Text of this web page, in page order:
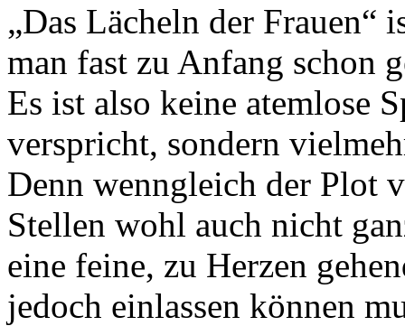
„Das Lächeln der Frauen“
man fast zu Anfang schon
Es ist also keine atemlose
verspricht, sondern
Denn wenngleich der Plot
Stellen wohl auch nicht
eine feine, zu Herzen
jedoch einlassen können